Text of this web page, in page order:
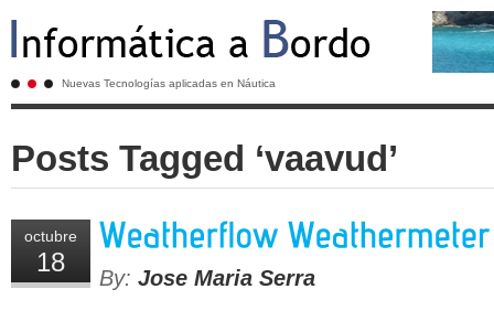
Nuevas Tecnologías aplicadas en Náutica
Posts Tagged ‘vaavud’
octubre
18
By: Jose Maria Serra